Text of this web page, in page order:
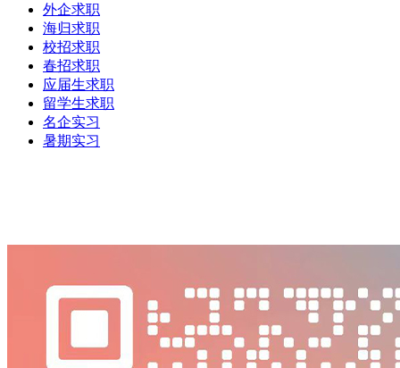
外企求职
海归求职
校招求职
春招求职
应届生求职
留学生求职
名企实习
暑期实习